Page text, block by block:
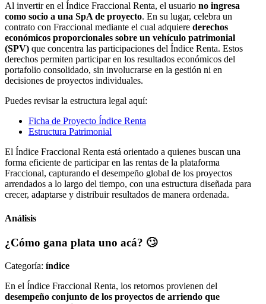
Al invertir en el Índice Fraccional Renta, el usuario no ingresa
como socio a una SpA de proyecto. En su lugar, celebra un
contrato con Fraccional mediante el cual adquiere derechos
económicos proporcionales sobre un vehículo patrimonial
(SPV) que concentra las participaciones del Índice Renta. Estos
derechos permiten participar en los resultados económicos del
portafolio consolidado, sin involucrarse en la gestión ni en
decisiones de proyectos individuales.
Puedes revisar la estructura legal aquí:
Ficha de Proyecto Índice Renta
Estructura Patrimonial
El Índice Fraccional Renta está orientado a quienes buscan una
forma eficiente de participar en las rentas de la plataforma
Fraccional, capturando el desempeño global de los proyectos
arrendados a lo largo del tiempo, con una estructura diseñada para
crecer, adaptarse y distribuir resultados de manera ordenada.
Análisis
¿Cómo gana plata uno acá? 🙄
Categoría: índice
En el Índice Fraccional Renta, los retornos provienen del
desempeño conjunto de los proyectos de arriendo que